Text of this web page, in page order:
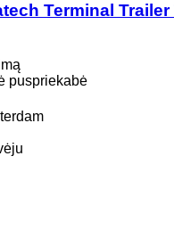
Terminal Trailer
puspriekabė